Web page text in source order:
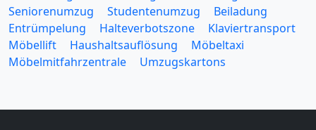
Seniorenumzug
Studentenumzug
Beiladung
Entrümpelung
Halteverbotszone
Klaviertransport
Möbellift
Haushaltsauflösung
Möbeltaxi
Möbelmitfahrzentrale
Umzugskartons